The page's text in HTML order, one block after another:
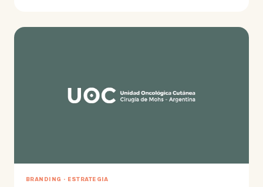
BRANDING · ESTRATEGIA